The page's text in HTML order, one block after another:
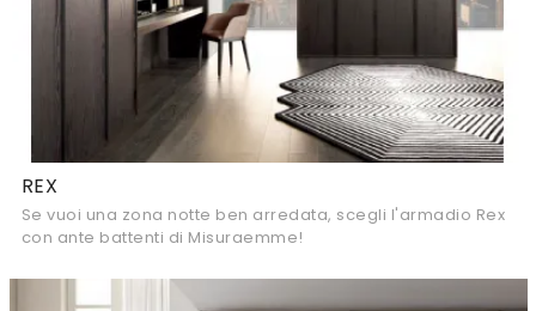
REX
Se vuoi una zona notte ben arredata, scegli l'armadio Rex
con ante battenti di Misuraemme!